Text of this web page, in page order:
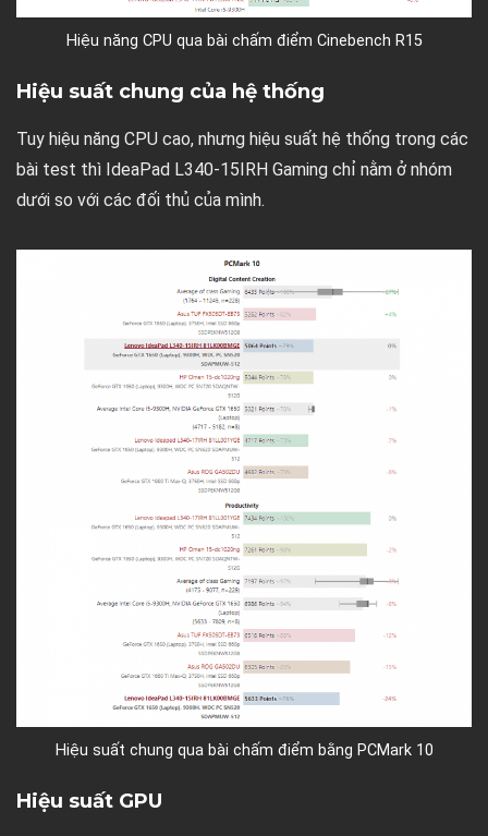
Hiệu năng CPU qua bài chấm điểm Cinebench R15
Hiệu suất chung của hệ thống
Tuy hiệu năng CPU cao, nhưng hiệu suất hệ thống trong các
bài test thì IdeaPad L340-15IRH Gaming chỉ nằm ở nhóm
dưới so với các đối thủ của mình.
Hiệu suất chung qua bài chấm điểm bằng PCMark 10
Hiệu suất GPU